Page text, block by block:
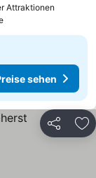
Attraktionen
sehen
Teilen